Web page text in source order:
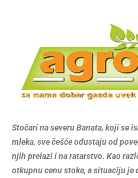
Stočari na severu Banata, koji se
mleka, sve češće odustaju od
njih prelazi i na ratarstvo. Kao
otkupnu cenu stoke, a situaciju je